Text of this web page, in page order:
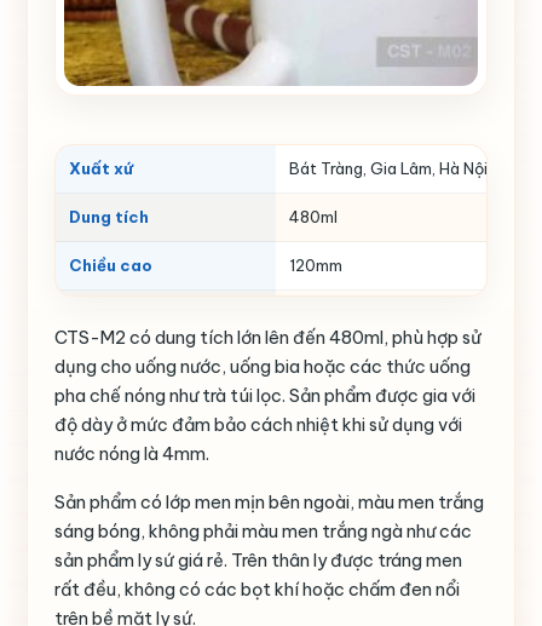
Xuất xứ Bát Tràng, Gia Lâm, Hà Nội
Dung tích 480ml
Chiều cao 120mm
Độ dày 4mm
Đường kính miệng 80mm
CTS-M2 có dung tích lớn lên đến 480ml, phù hợp sử
dụng cho uống nước, uống bia hoặc các thức uống
pha chế nóng như trà túi lọc. Sản phẩm được gia với
độ dày ở mức đảm bảo cách nhiệt khi sử dụng với
nước nóng là 4mm.
Sản phẩm có lớp men mịn bên ngoài, màu men trắng
sáng bóng, không phải màu men trắng ngà như các
sản phẩm ly sứ giá rẻ. Trên thân ly được tráng men
rất đều, không có các bọt khí hoặc chấm đen nổi
trên bề mặt ly sứ.